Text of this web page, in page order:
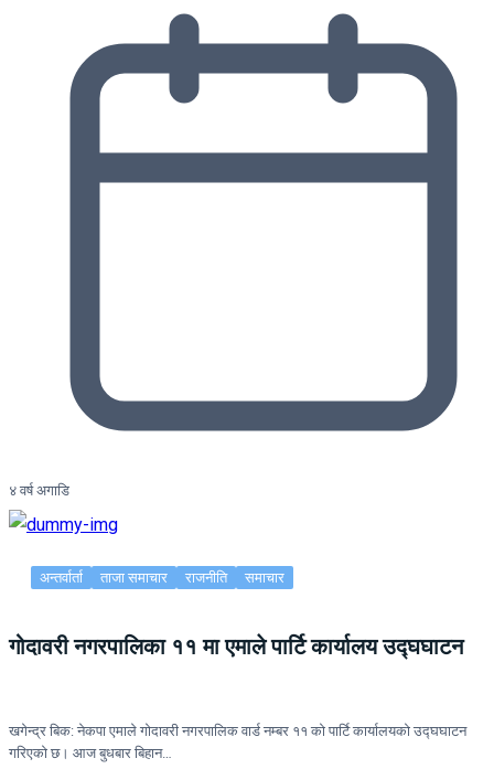
४ वर्ष अगाडि
अन्तर्वार्ता ताजा समाचार राजनीति समाचार
गोदावरी नगरपालिका ११ मा एमाले पार्टि कार्यालय उद्घघाटन
खगेन्द्र बिक: नेकपा एमाले गोदावरी नगरपालिक वार्ड नम्बर ११ को पार्टि कार्यालयको उद्घघाटन
गरिएको छ। आज बुधबार बिहान…